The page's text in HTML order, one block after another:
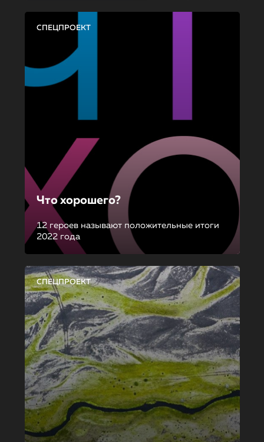
СПЕЦПРОЕКТ
Что хорошего?
12 героев называют положительные итоги
2022 года
СПЕЦПРОЕКТ